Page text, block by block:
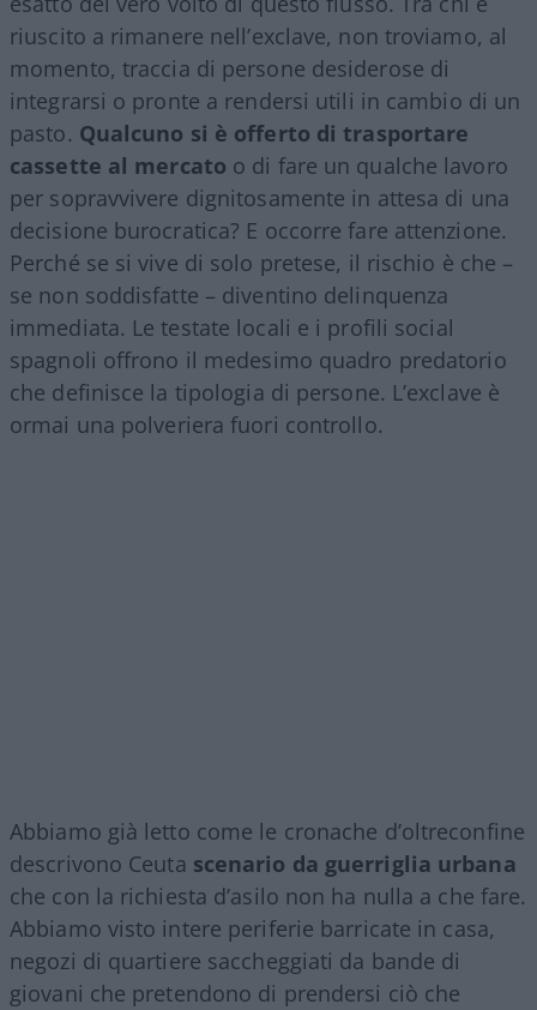
riuscito a rimanere nell’exclave, non troviamo, al
momento, traccia di persone desiderose di
integrarsi o pronte a rendersi utili in cambio di un
pasto. Qualcuno si è offerto di trasportare
cassette al mercato o di fare un qualche lavoro
per sopravvivere dignitosamente in attesa di una
decisione burocratica? E occorre fare attenzione.
Perché se si vive di solo pretese, il rischio è che –
se non soddisfatte – diventino delinquenza
immediata. Le testate locali e i profili social
spagnoli offrono il medesimo quadro predatorio
che definisce la tipologia di persone. L’exclave è
ormai una polveriera fuori controllo.
Abbiamo già letto come le cronache d’oltreconfine
descrivono Ceuta scenario da guerriglia urbana
che con la richiesta d’asilo non ha nulla a che fare.
Abbiamo visto intere periferie barricate in casa,
negozi di quartiere saccheggiati da bande di
giovani che pretendono di prendersi ciò che